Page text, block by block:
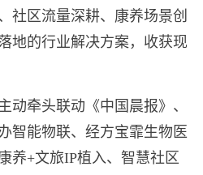
社区流量深耕、康养场景创
地的行业解决方案，收获现
动牵头联动《中国晨报》、
智能物联、经方宝霏生物医
养+文旅IP植入、智慧社区